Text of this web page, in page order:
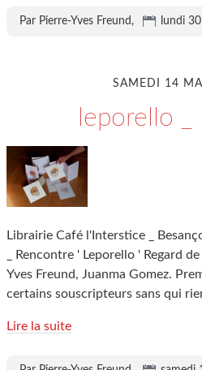
Par Pierre-Yves Freund, lundi
SAMEDI 14
leporello _
Librairie Café l'Interstice _
_ Rencontre ' Leporello ' Regard
Yves Freund, Juanma Gomez.
certains souscripteurs sans qui
Lire la suite